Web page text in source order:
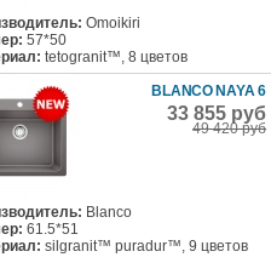
Omoikiri
57*50
tetogranit™, 8 цветов
BLANCO NAYA 6
33 855 руб
49 420 руб
Blanco
61.5*51
silgranit™ puradur™, 9 цветов